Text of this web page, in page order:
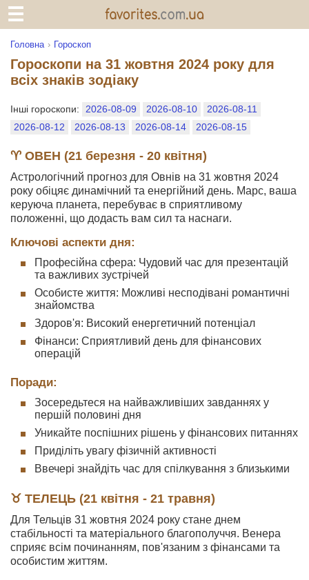
Головна Гороскоп
Гороскопи на 31 жовтня 2024 року для
всіх знаків зодіаку
Інші гороскопи: 2026-08-09 2026-08-10
2026-08-11
2026-08-12
2026-08-13 2026-08-14 2026-08-15
♈ ОВЕН (21 березня - 20 квітня)
Астрологічний прогноз для Овнів на 31 жовтня 2024
року обіцяє динамічний та енергійний день. Марс, ваша
керуюча планета, перебуває в сприятливому
положенні, що додасть вам сил та наснаги.
Ключові аспекти дня:
Професійна сфера: Чудовий час для презентацій
та важливих зустрічей
Особисте життя: Можливі несподівані романтичні
знайомства
Здоров'я: Високий енергетичний потенціал
Фінанси: Сприятливий день для фінансових
операцій
Поради:
Зосередьтеся на найважливіших завданнях у
першій половині дня
Уникайте поспішних рішень у фінансових питаннях
Приділіть увагу фізичній активності
Ввечері знайдіть час для спілкування з близькими
♉ ТЕЛЕЦЬ (21 квітня - 21 травня)
Для Тельців 31 жовтня 2024 року стане днем
стабільності та матеріального благополуччя. Венера
сприяє всім починанням, пов'язаним з фінансами та
особистим життям.